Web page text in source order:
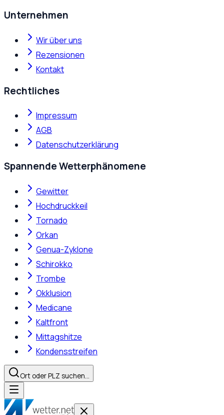
Unternehmen
Wir über uns
Rezensionen
Kontakt
Rechtliches
Impressum
AGB
Datenschutzerklärung
Spannende Wetterphänomene
Gewitter
Hochdruckkeil
Tornado
Orkan
Genua-Zyklone
Schirokko
Trombe
Okklusion
Medicane
Kaltfront
Mittagshitze
Kondensstreifen
Ort oder PLZ suchen…